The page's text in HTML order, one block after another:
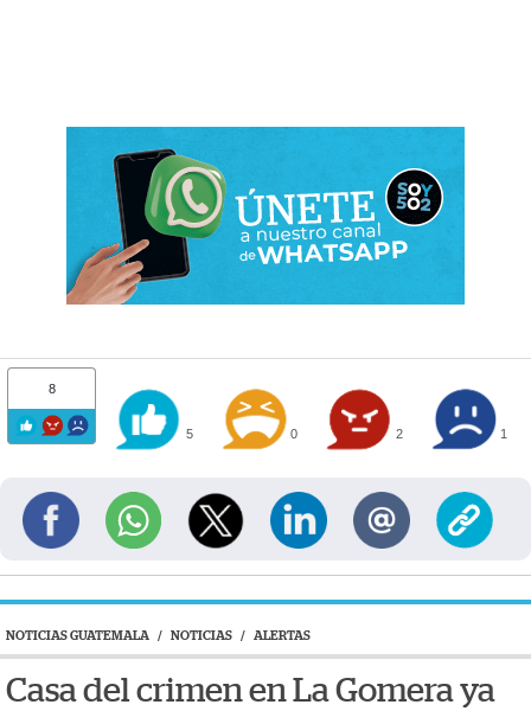
8
5 0 2 1
NOTICIAS GUATEMALA / NOTICIAS / ALERTAS
Casa del crimen en La Gomera ya